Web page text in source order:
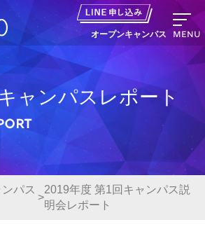
オープンキャンパス MENU
パス LINE申し込み
ャンパスレポート
パス
2019年度 第1回キャンパス説
明会レポート